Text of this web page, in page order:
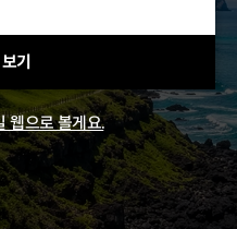
기
웹으로 볼게요.